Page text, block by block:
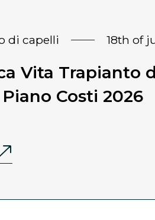
di capelli 18th of
Vita Trapianto
Costi 2026